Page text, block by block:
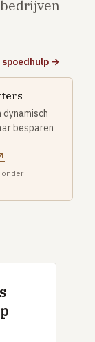
spoedhulp →
besparen
onder